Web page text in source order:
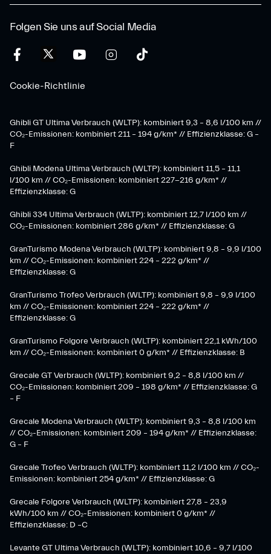
Folgen Sie uns auf Social Media
Cookie-Richtlinie
Ghibli GT Ultima Verbrauch (WLTP): kombiniert 9,3 – 8,6 l/100 km //
CO₂-Emissionen: kombiniert 211 – 194 g/km* // Effizienzklasse: G –
F
Ghibli Modena Ultima Verbrauch (WLTP): kombiniert 11,5 – 11,1
l/100 km // CO₂-Emissionen: kombiniert 227-216 g/km* //
Effizienzklasse: G
Ghibli 334 Ultima Verbrauch (WLTP): kombiniert 12,7 l/100 km //
CO₂-Emissionen: kombiniert 286 g/km* // Effizienzklasse: G
GranTurismo Modena Verbrauch (WLTP): kombiniert 9,8 – 9,9 l/100
km // CO₂-Emissionen: kombiniert 224 – 222 g/km* //
Effizienzklasse: G
GranTurismo Trofeo Verbrauch (WLTP): kombiniert 9,8 – 9,9 l/100
km // CO₂-Emissionen: kombiniert 224 – 222 g/km* //
Effizienzklasse: G
GranTurismo Folgore Verbrauch (WLTP): kombiniert 22,1 kWh/100
km // CO₂-Emissionen: kombiniert 0 g/km* // Effizienzklasse: B
Grecale GT Verbrauch (WLTP): kombiniert 9,2 – 8,8 l/100 km //
CO₂-Emissionen: kombiniert 209 – 198 g/km* // Effizienzklasse: G
– F
Grecale Modena Verbrauch (WLTP): kombiniert 9,3 – 8,8 l/100 km
// CO₂-Emissionen: kombiniert 209 – 194 g/km* // Effizienzklasse:
G – F
Grecale Trofeo Verbrauch (WLTP): kombiniert 11,2 l/100 km // CO₂-
Emissionen: kombiniert 254 g/km* // Effizienzklasse: G
Grecale Folgore Verbrauch (WLTP): kombiniert 27,8 – 23,9
kWh/100 km // CO₂-Emissionen: kombiniert 0 g/km* //
Effizienzklasse: D –C
Levante GT Ultima Verbrauch (WLTP): kombiniert 10,6 – 9,7 l/100